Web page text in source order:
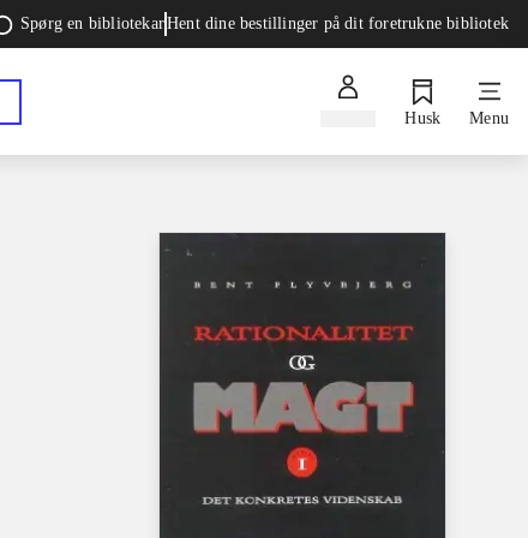
Spørg en bibliotekarHent dine bestillinger på dit foretrukne bibliotek
Husk Menu